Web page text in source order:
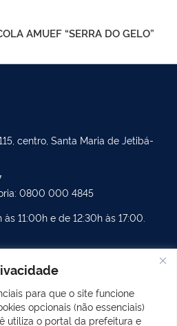
para que o site funcione
opcionais (não essenciais)
utiliza o portal da prefeitura e
AMUEF “SERRA DO GELO”
centro, Santa Maria de Jetibá-
0800 000 4845
11:00h e de 12:30h às 17:00.